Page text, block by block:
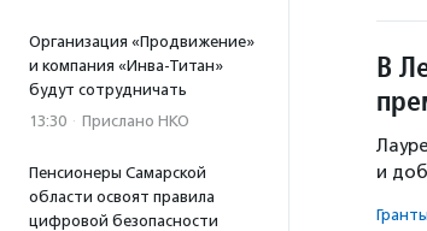
Организация «Продвижение»
и компания «Инва-Титан»
будут сотрудничать
13:30 · Прислано НКО
Пенсионеры Самарской
области освоят правила
цифровой безопасности
В
и